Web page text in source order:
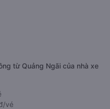
từ Quảng Ngãi của nhà xe
vé